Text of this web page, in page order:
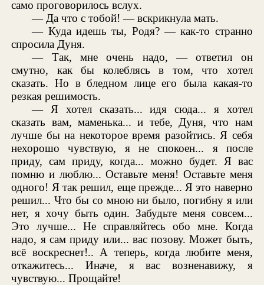
само проговорилось вслух.
— Да что с тобой! — вскрикнула мать.
— Куда идешь ты, Родя? — как-то странно
спросила Дуня.
— Так, мне очень надо, — ответил он
смутно, как бы колеблясь в том, что хотел
сказать. Но в бледном лице его была какая-то
резкая решимость.
— Я хотел сказать... идя сюда... я хотел
сказать вам, маменька... и тебе, Дуня, что нам
лучше бы на некоторое время разойтись. Я себя
нехорошо чувствую, я не спокоен... я после
приду, сам приду, когда... можно будет. Я вас
помню и люблю... Оставьте меня! Оставьте меня
одного! Я так решил, еще прежде... Я это наверно
решил... Что бы со мною ни было, погибну я или
нет, я хочу быть один. Забудьте меня совсем...
Это лучше... Не справляйтесь обо мне. Когда
надо, я сам приду или... вас позову. Может быть,
всё воскреснет!.. А теперь, когда любите меня,
откажитесь... Иначе, я вас возненавижу, я
чувствую... Прощайте!